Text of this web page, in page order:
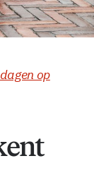
op